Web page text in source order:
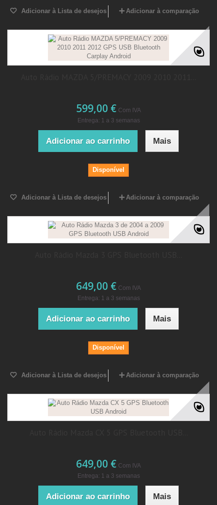
Adicionar à Lista de desejos Adicionar à comparação
599,00 € Com IVA
Entrega: 1 a 3 semanas
Adicionar ao carrinho Mais
Disponível
Adicionar à Lista de desejos Adicionar à comparação
649,00 € Com IVA
Entrega: 1 a 3 semanas
Adicionar ao carrinho Mais
Disponível
Adicionar à Lista de desejos Adicionar à comparação
649,00 € Com IVA
Entrega: 1 a 3 semanas
Adicionar ao carrinho Mais